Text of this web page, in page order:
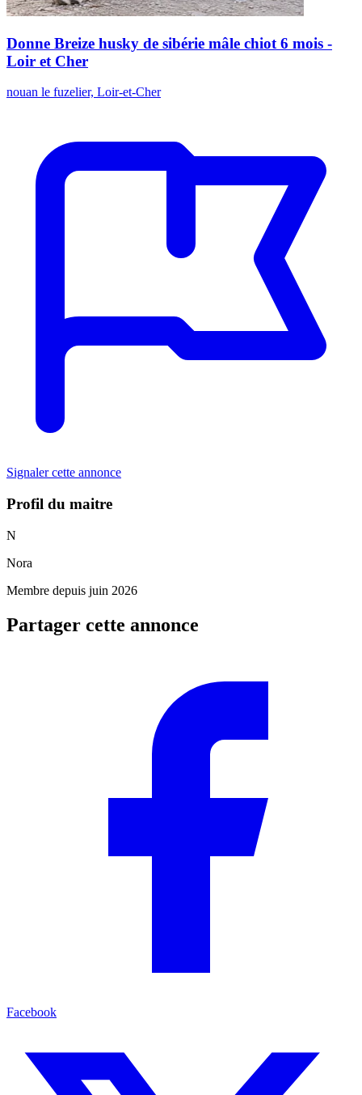
Donne Breize husky de sibérie mâle chiot 6 mois -
Loir et Cher
nouan le fuzelier, Loir-et-Cher
Signaler cette annonce
Profil du maitre
N
Nora
Membre depuis juin 2026
Partager cette annonce
Facebook